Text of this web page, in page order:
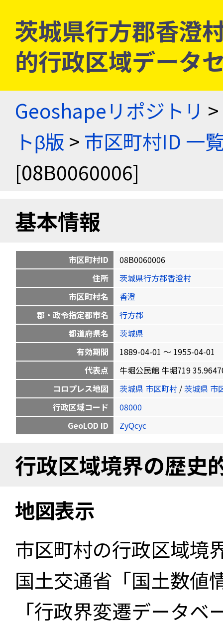
茨城県行方郡香澄
的行政区域データ
Geoshapeリポジトリ >
トβ版 > 市区町村ID 一
[08B0060006]
基本情報
市区町村ID
08B0060006
住所
茨城県行方郡香澄村
市区町村名
香澄
郡・政令指定都市名
行方郡
都道府県名
茨城県
有効期間
1889-04-01 〜 1955-04-01
代表点
牛堀公民館 牛堀719
コロプレス地図
茨城県 市区町村 /茨城県 市
行政区域コード
08000
GeoLOD ID
ZyQcyc
行政区域境界の歴史
地図表示
市区町村の行政区域境
国土交通省「国土数値
「行政界変遷データ